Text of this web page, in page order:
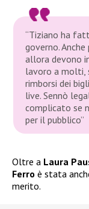
“Tiziano ha
governo.
allora devono
lavoro a molti,
rimborsi dei
live. Sennò
complicato se
per il pubblico”
Oltre a Laura
Ferro è stata
merito.